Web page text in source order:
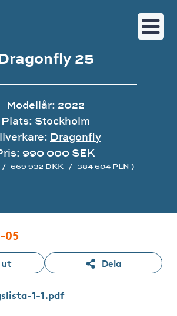
25
Modellår: 2022
Plats: Stockholm
Dragonfly
990 000 SEK
/ 669 932 DKK / 384 604 PLN )
05
ut Dela
1-1.pdf